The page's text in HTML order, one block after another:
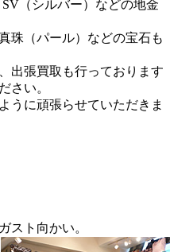
（シルバー）などの地金
珠（パール）などの宝石も
出張買取も行っております
さい。
うに頑張らせていただきま
スト向かい。